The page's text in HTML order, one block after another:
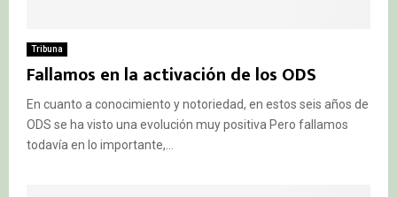
Tribuna
Fallamos en la activación de los ODS
En cuanto a conocimiento y notoriedad, en estos seis años de
ODS se ha visto una evolución muy positiva Pero fallamos
todavía en lo importante,...